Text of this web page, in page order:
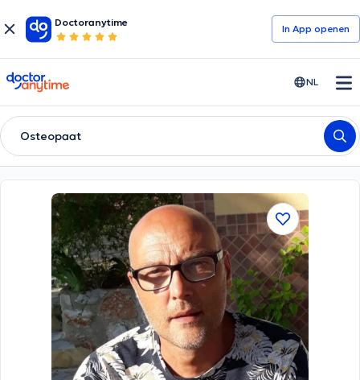
Doctoranytime
In App openen
doctoranytime NL
Osteopaat